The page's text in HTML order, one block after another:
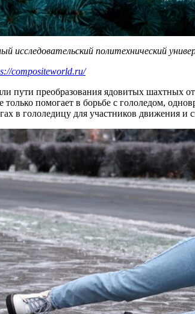
исследовательский политехнический
compositeworld.ru/
преобразования ядовитых шахтных
только помогает в борьбе с гололедом,
в гололедицу для участников движения